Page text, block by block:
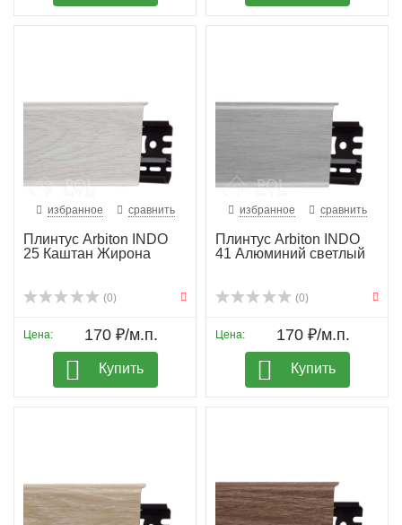
избранное сравнить
Плинтус Arbiton INDO
25 Каштан Жирона
(0)
Цена: 170 ₽/м.п.
Купить
избранное сравнить
Плинтус Arbiton INDO
41 Алюминий светлый
(0)
Цена: 170 ₽/м.п.
Купить